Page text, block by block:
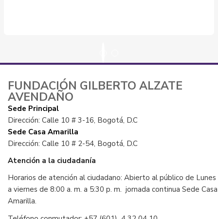
FUNDACIÓN GILBERTO ALZATE
AVENDAÑO
Sede Principal
Dirección: Calle 10 # 3-16, Bogotá, D.C
Sede Casa Amarilla
Dirección: Calle 10 # 2-54, Bogotá, D.C
Atención a la ciudadanía
Horarios de atención al ciudadano: Abierto al público de Lunes
a viernes de 8:00 a. m. a 5:30 p. m. jornada continua Sede Casa
Amarilla.